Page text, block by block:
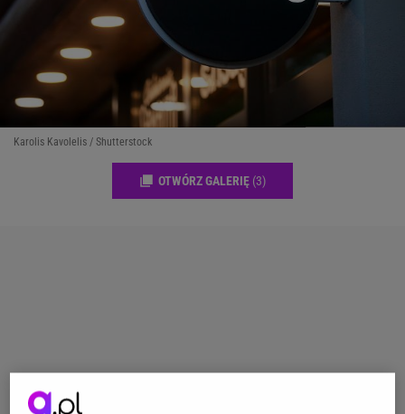
Karolis Kavolelis / Shutterstock
OTWÓRZ GALERIĘ (3)